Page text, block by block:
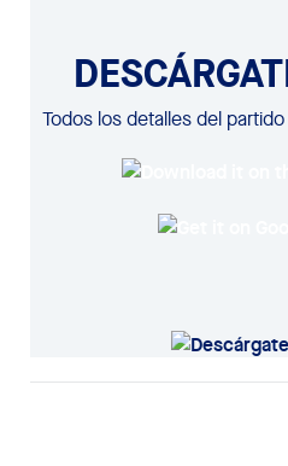
Todos los detalles del